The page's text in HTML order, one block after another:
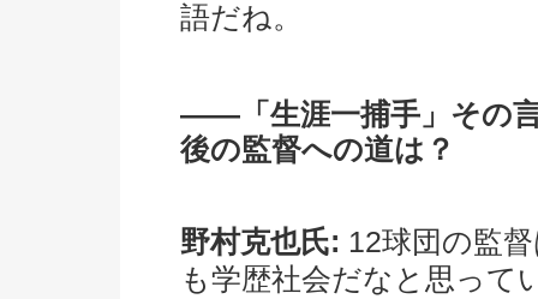
語だね。
――「生涯一捕手」その
後の監督への道は？
野村克也氏: 12球団の監
も学歴社会だなと思って